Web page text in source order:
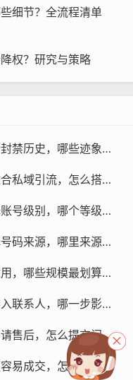
的一致，不同版本之
号无法正常使用，如
况，如封号、禁言
或客服进行处理。
细节？全流程清单
权？研究与策略
纸飞机账号购买推荐平台怎么判断封禁历史，哪些迹象要查与如何验证方法
纸飞机账号购买推荐平台怎么买适合私域引流，怎么搭配内容与策略指南学习
纸飞机账号购买推荐平台如何选择账号级别，哪个等级更适合任务与指南学习
纸飞机账号购买推荐平台如何选择号码来源，哪里来源更可靠与对比评测
纸飞机账号购买推荐平台多少人适用，哪些规模最划算与策略方法指南
纸飞机账号购买推荐平台多久能导入联系人，哪一步影响速度与如何处理教程
纸飞机账号购买推荐平台在哪里申请售后，怎么提交问题与多久有结果指南
纸飞机账号购买推荐平台在哪里更容易成交，怎么提高成功率与多久下单到账